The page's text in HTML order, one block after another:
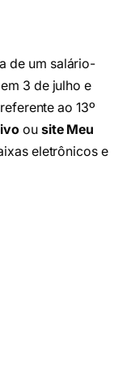
de um salário-
3 de julho e
ao 13º
ou site Meu
eletrônicos e